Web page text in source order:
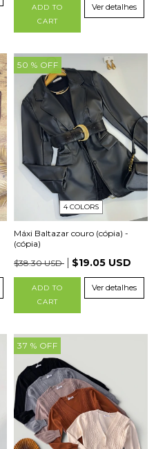
ADD TO
CART
Ver detalhes
50 % OFF
4 COLORS
Máxi Baltazar couro (cópia) -
(cópia)
$38.30 USD
$19.05 USD
ADD TO
CART
Ver detalhes
37 % OFF